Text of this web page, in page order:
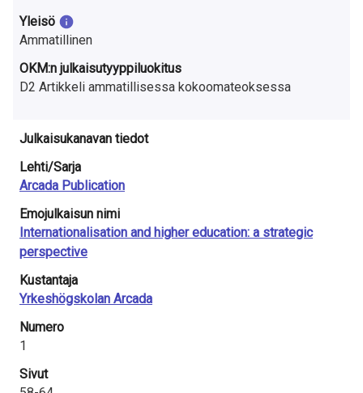
o
m
e
s
s
a
Yleisö
Ammatillinen
OKM:n julkaisutyyppiluokitus
D2 Artikkeli ammatillisessa kokoomateoksessa
Julkaisukanavan tiedot
Lehti/Sarja
Arcada Publication
Emojulkaisun nimi
Internationalisation and higher education: a strategic
perspective
Kustantaja
Yrkeshögskolan Arcada
Numero
1
Sivut